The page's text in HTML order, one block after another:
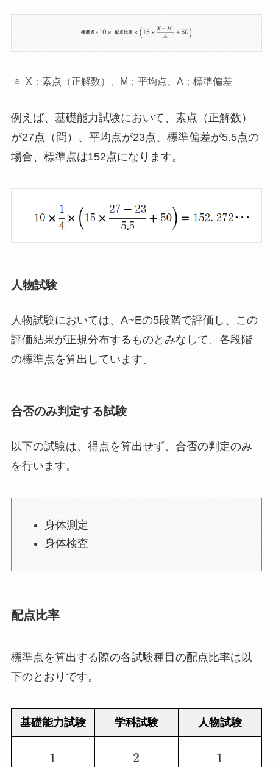
X：素点（正解数）、M：平均点、A：標準偏差
例えば、基礎能力試験において、素点（正解数）
が27点（問）、平均点が23点、標準偏差が5.5点の
場合、標準点は152点になります。
人物試験
人物試験においては、A~Eの5段階で評価し、この
評価結果が正規分布するものとみなして、各段階
の標準点を算出しています。
合否のみ判定する試験
以下の試験は、得点を算出せず、合否の判定のみ
を行います。
身体測定
身体検査
配点比率
標準点を算出する際の各試験種目の配点比率は以
下のとおりです。
基礎能力試験 学科試験 人物試験
1
2
1